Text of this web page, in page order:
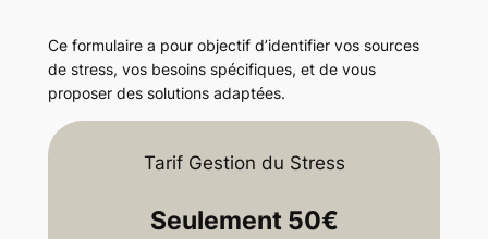
Ce formulaire a pour objectif d’identifier vos sources
de stress, vos besoins spécifiques, et de vous
proposer des solutions adaptées.
Tarif Gestion du Stress
Seulement 50€